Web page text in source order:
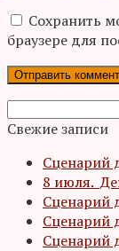
Сохранить
браузере для
Поиск:
Свежие записи
Сценарий
8 июля.
Сценарий
Сценарий
Сценарий